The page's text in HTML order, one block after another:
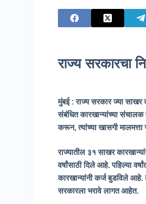
राज्य सरकारचा
मुंबई : राज्य सरकार ज्या साखर
संबंधित कारखान्यांच्या
करून, त्यांच्या खासगी
राज्यातील ३१ साखर
वर्षांसाठी दिले आहे. पहिल्या
कारखान्यांनी कर्ज बुडविले आहे.
सरकारला भरावे लागत आहेत.